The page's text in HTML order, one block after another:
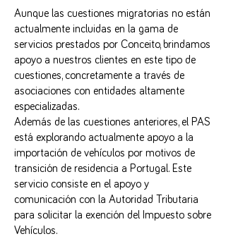
Aunque las cuestiones migratorias no están
actualmente incluidas en la gama de
servicios prestados por Conceito, brindamos
apoyo a nuestros clientes en este tipo de
cuestiones, concretamente a través de
asociaciones con entidades altamente
especializadas.
Además de las cuestiones anteriores, el PAS
está explorando actualmente apoyo a la
importación de vehículos por motivos de
transición de residencia a Portugal. Este
servicio consiste en el apoyo y
comunicación con la Autoridad Tributaria
para solicitar la exención del Impuesto sobre
Vehículos.